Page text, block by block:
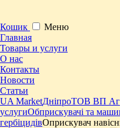
Кошик
Меню
Главная
Товары и услуги
О нас
Контакты
Новости
Статьи
UA MarketДніпроТОВ ВП
услугиОбприскувачі та
гербіцидівОприскувач